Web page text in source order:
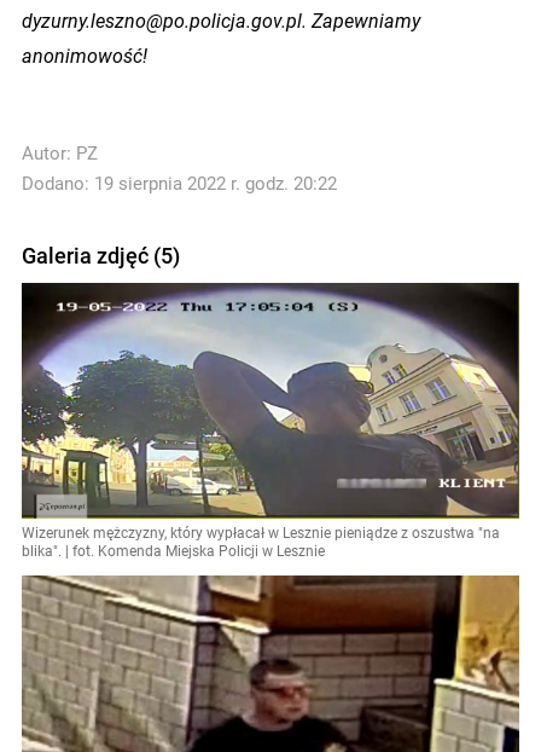
dyzurny.leszno@po.policja.gov.pl. Zapewniamy
anonimowość!
Autor: PZ
Dodano: 19 sierpnia 2022 r. godz. 20:22
Galeria zdjęć (5)
Wizerunek mężczyzny, który wypłacał w Lesznie pieniądze z oszustwa "na
blika". | fot. Komenda Miejska Policji w Lesznie